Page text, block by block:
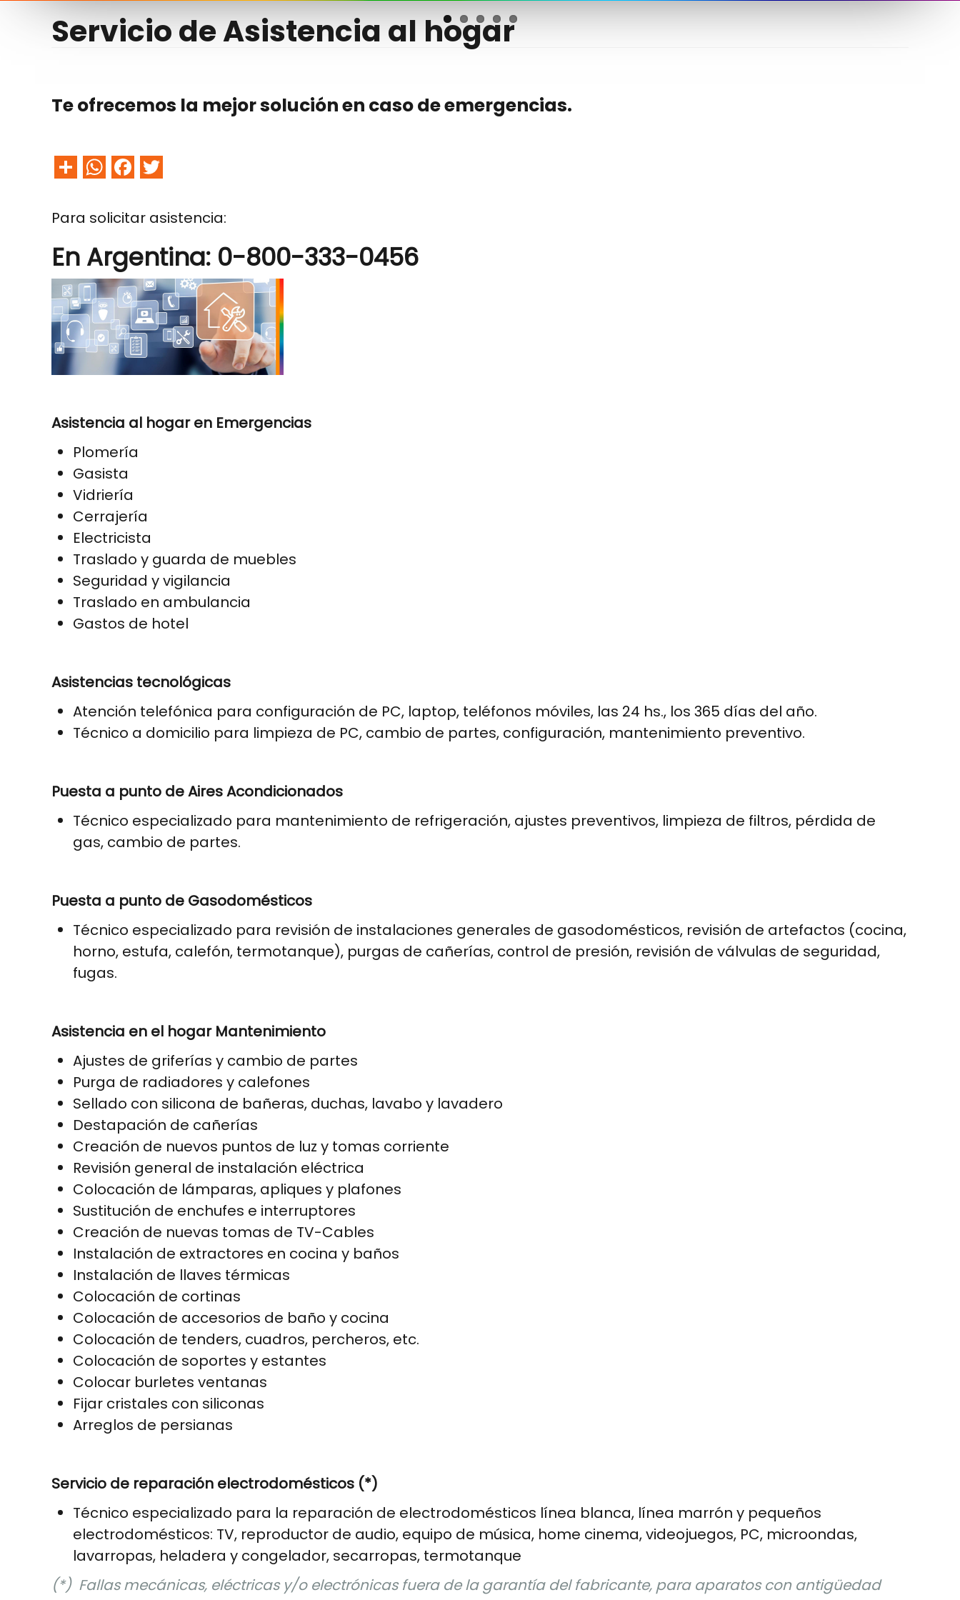
Servicio de Asistencia al hogar
Te ofrecemos la mejor solución en caso de emergencias.
ShareWhatsApp
Facebook
Para solicitar asistencia:
En Argentina: 0-800-333-0456
Asistencia al hogar en Emergencias
Plomería
Gasista
Vidriería
Cerrajería
Electricista
Traslado y guarda de muebles
Seguridad y vigilancia
Traslado en ambulancia
Gastos de hotel
Asistencias tecnológicas
Atención telefónica para configuración de PC, laptop, teléfonos móviles, las 24 hs., los 365 días del año.
Técnico a domicilio para limpieza de PC, cambio de partes, configuración, mantenimiento preventivo.
Puesta a punto de Aires Acondicionados
Técnico especializado para mantenimiento de refrigeración, ajustes preventivos, limpieza de filtros, pérdida de
gas, cambio de partes.
Puesta a punto de Gasodomésticos
Técnico especializado para revisión de instalaciones generales de gasodomésticos, revisión de artefactos (cocina,
horno, estufa, calefón, termotanque), purgas de cañerías, control de presión, revisión de válvulas de seguridad,
fugas.
Asistencia en el hogar Mantenimiento
Ajustes de griferías y cambio de partes
Purga de radiadores y calefones
Sellado con silicona de bañeras, duchas, lavabo y lavadero
Destapación de cañerías
Creación de nuevos puntos de luz y tomas corriente
Revisión general de instalación eléctrica
Colocación de lámparas, apliques y plafones
Sustitución de enchufes e interruptores
Creación de nuevas tomas de TV-Cables
Instalación de extractores en cocina y baños
Instalación de llaves térmicas
Colocación de cortinas
Colocación de accesorios de baño y cocina
Colocación de tenders, cuadros, percheros, etc.
Colocación de soportes y estantes
Colocar burletes ventanas
Fijar cristales con siliconas
Arreglos de persianas
Servicio de reparación electrodomésticos (*)
Técnico especializado para la reparación de electrodomésticos línea blanca, línea marrón y pequeños
electrodomésticos: TV, reproductor de audio, equipo de música, home cinema, videojuegos, PC, microondas,
lavarropas, heladera y congelador, secarropas, termotanque
(*) Fallas mecánicas, eléctricas y/o electrónicas fuera de la garantía del fabricante, para aparatos con antigüedad